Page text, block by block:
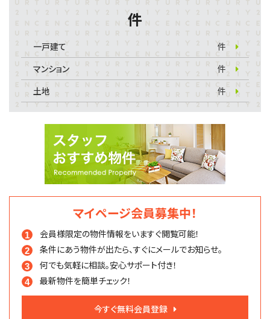
件
一戸建て
件
マンション
件
土地
件
マイページ会員募集中！
会員様限定の物件情報をいますぐ閲覧可能！
条件にあう物件が出たら、すぐにメールでお知らせ。
何でも気軽に相談。安心サポート付き！
最新物件を簡単チェック！
今すぐ無料会員登録